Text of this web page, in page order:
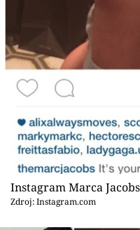
Instagram Marca
Zdroj: Instagram.com